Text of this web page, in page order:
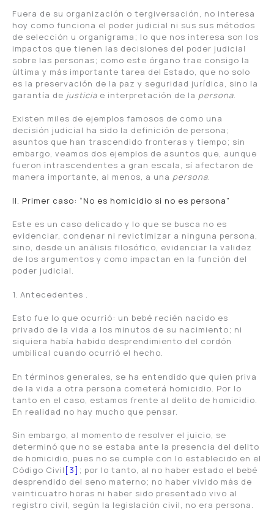
Fuera de su organización o tergiversación, no interesa
hoy como funciona el poder judicial ni sus sus métodos
de selección u organigrama; lo que nos interesa son los
impactos que tienen las decisiones del poder judicial
sobre las personas; como este órgano trae consigo la
última y más importante tarea del Estado, que no solo
es la preservación de la paz y seguridad jurídica, sino la
garantía de justicia e interpretación de la persona
Existen miles de ejemplos famosos de como una
decisión judicial ha sido la definición de persona;
asuntos que han trascendido fronteras y tiempo; sin
embargo, veamos dos ejemplos de asuntos que, aunque
fueron intrascendentes a gran escala, sí afectaron de
manera importante, al menos, a una persona.
II. Primer caso: “No es homicidio si no es persona”
Este es un caso delicado y lo que se busca no es
evidenciar, condenar ni revictimizar a ninguna persona,
sino, desde un análisis filosófico, evidenciar la validez
de los argumentos y como impactan en la función del
poder judicial.
1. Antecedentes .
Esto fue lo que ocurrió: un bebé recién nacido es
privado de la vida a los minutos de su nacimiento; ni
siquiera había habido desprendimiento del cordón
umbilical cuando ocurrió el hecho.
En términos generales, se ha entendido que quien priva
de la vida a otra persona cometerá homicidio. Por lo
tanto en el caso, estamos frente al delito de homicidio.
En realidad no hay mucho que pensar.
Sin embargo, al momento de resolver el juicio, se
determinó que no se estaba ante la presencia del delito
de homicidio, pues no se cumple con lo establecido en el
Código Civil [3] ; por lo tanto, al no haber estado el bebé
desprendido del seno materno; no haber vivido más de
veinticuatro horas ni haber sido presentado vivo al
registro civil, según la legislación civil, no era persona.